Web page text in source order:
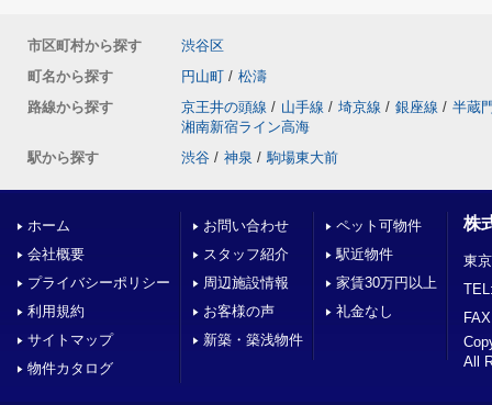
市区町村から探す
渋谷区
町名から探す
円山町 / 松濤
路線から探す
京王井の頭線 / 山手線 / 埼京線 / 銀座線 / 半蔵
湘南新宿ライン高海
駅から探す
渋谷 / 神泉 / 駒場東大前
ホーム
会社概要
プライバシーポリシー
利用規約
サイトマップ
物件カタログ
お問い合わせ
スタッフ紹介
周辺施設情報
お客様の声
新築・築浅物件
ペット可物件
駅近物件
家賃30万円以上
礼金なし
株
東
All